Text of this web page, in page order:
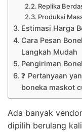
Replika
Produksi
Estimasi Harga
Cara Pesan
Langkah Mudah
Pengiriman
❓ Pertanyaan
boneka maskot
Ada banyak
dipilih berulang